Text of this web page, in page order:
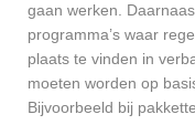
gaan werken.
programma’s waar
plaats te vinden in
moeten worden op
Bijvoorbeeld bij